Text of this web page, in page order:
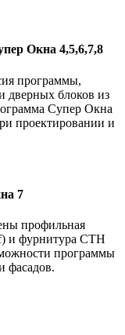
Окна 4,5,6,7,8
программы,
дверных блоков из
Супер Окна
проектировании и
7
профильная
и фурнитура СТН
программы
фасадов.